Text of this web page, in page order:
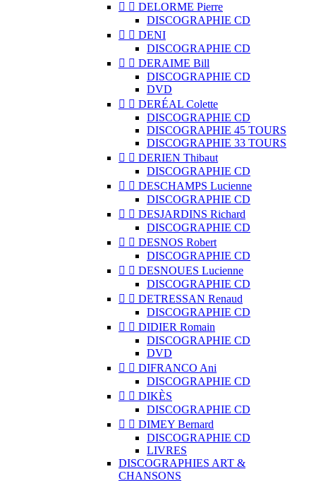
  DELORME Pierre
DISCOGRAPHIE CD
  DENI
DISCOGRAPHIE CD
  DERAIME Bill
DISCOGRAPHIE CD
DVD
  DERÉAL Colette
DISCOGRAPHIE CD
DISCOGRAPHIE 45 TOURS
DISCOGRAPHIE 33 TOURS
  DERIEN Thibaut
DISCOGRAPHIE CD
  DESCHAMPS Lucienne
DISCOGRAPHIE CD
  DESJARDINS Richard
DISCOGRAPHIE CD
  DESNOS Robert
DISCOGRAPHIE CD
  DESNOUES Lucienne
DISCOGRAPHIE CD
  DETRESSAN Renaud
DISCOGRAPHIE CD
  DIDIER Romain
DISCOGRAPHIE CD
DVD
  DIFRANCO Ani
DISCOGRAPHIE CD
  DIKÈS
DISCOGRAPHIE CD
  DIMEY Bernard
DISCOGRAPHIE CD
LIVRES
DISCOGRAPHIES ART &
CHANSONS